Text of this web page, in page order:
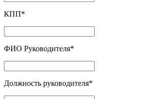
КПП*
ФИО Руководителя*
Должность руководителя*